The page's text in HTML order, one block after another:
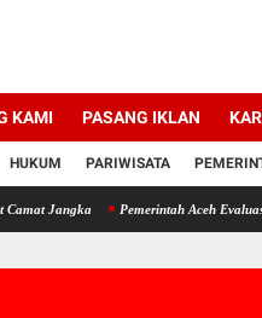
KAMI PASANG IKLAN
HUKUM PARIWISATA
Pemerintah Aceh Evaluasi Kelangkaan,